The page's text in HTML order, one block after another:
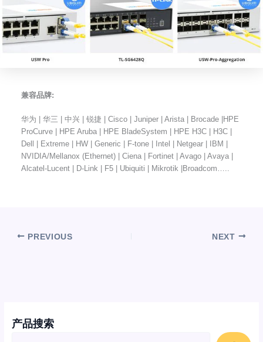
产品搜索
兼容品牌:
华为 | 华三 | 中兴 | 锐捷 | Cisco | Juniper | Arista | Brocade |HPE
ProCurve | HPE Aruba | HPE BladeSystem | HPE H3C | H3C |
Dell | Extreme | HW | Generic | F-tone | Intel | Netgear | IBM |
NVIDIA/Mellanox (Ethernet) | Ciena | Fortinet | Avago | Avaya |
Alcatel-Lucent | D-Link | F5 | Ubiquiti | Mikrotik |Broadcom…..
PREVIOUS NEXT